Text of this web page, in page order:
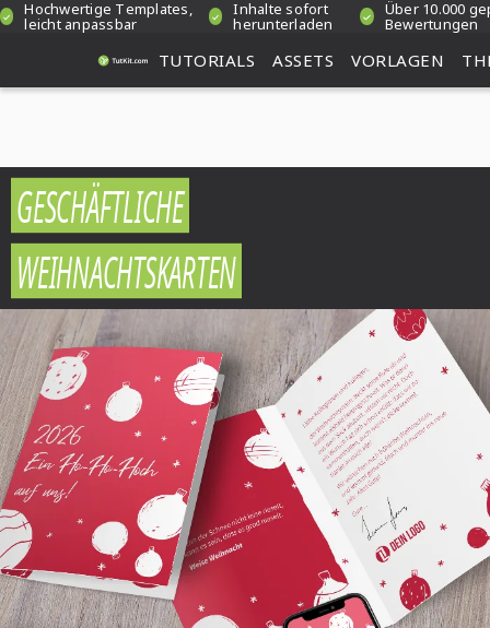
Hochwertige Templates,
leicht anpassbar
Inhalte sofort
herunterladen
Über 10.000
Bewertungen
TUTORIALS ASSETS VORLAGEN
GESCHÄFTLICHE
WEIHNACHTSKARTEN